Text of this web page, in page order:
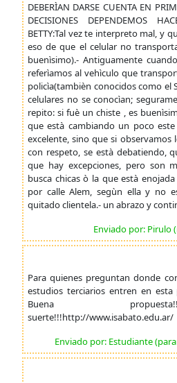
DEBERÌAN DARSE CUENTA EN
DECISIONES DEPENDEMOS
BETTY:Tal vez te interpreto mal, y
eso de que el celular no
buenìsimo).- Antiguamente
referìamos al vehìculo que
policìa(tambièn conocidos como el
celulares no se conocìan;
repito: si fuè un chiste , es
que està cambiando un poco
excelente, sino que si observamos
con respeto, se està debatiendo,
que hay excepciones, pero son
busca chicas ò la que està
por calle Alem, segùn ella y no
quitado clientela.- un abrazo y
Enviado por: Pirulo
Para quienes preguntan donde
estudios terciarios entren en esta
Buena
suerte!!!http://www.isabato.edu.ar/
Enviado por: Estudiante